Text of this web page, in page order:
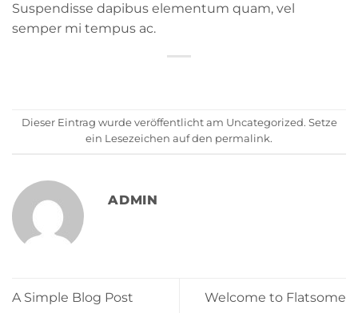
Suspendisse dapibus elementum quam, vel
semper mi tempus ac.
Dieser Eintrag wurde veröffentlicht am Uncategorized. Setze
ein Lesezeichen auf den permalink.
ADMIN
A Simple Blog Post Welcome to Flatsome